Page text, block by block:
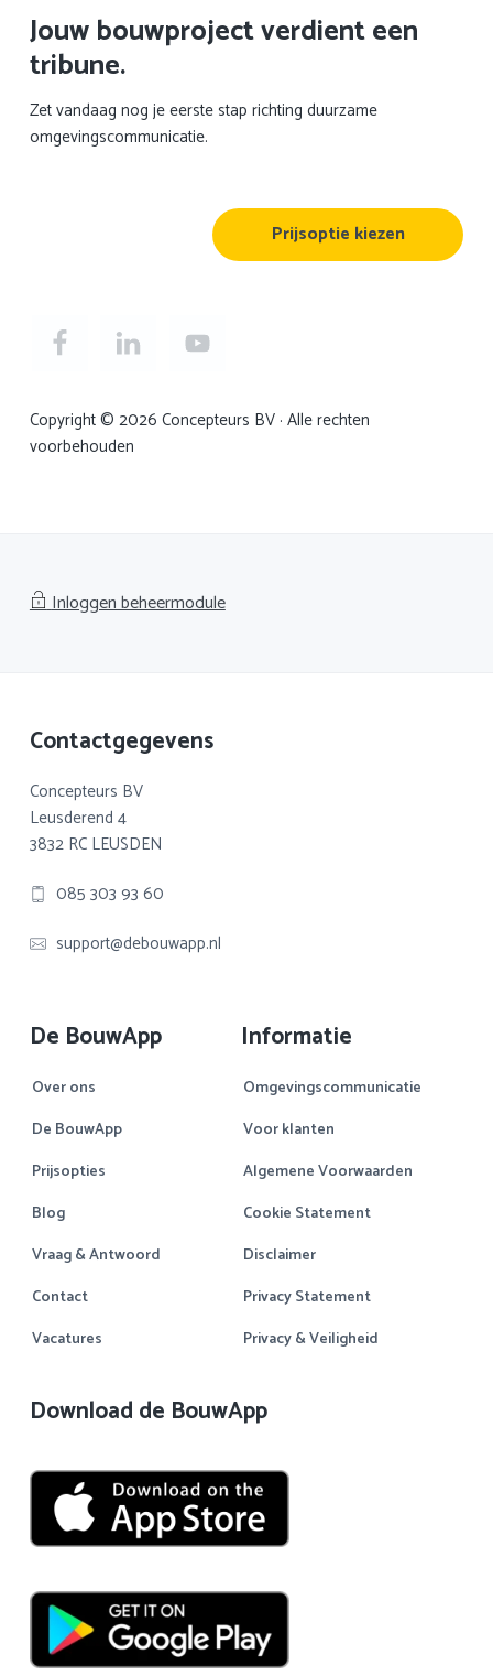
Jouw bouwproject verdient een
tribune.
Zet vandaag nog je eerste stap richting duurzame
omgevingscommunicatie.
Prijsoptie kiezen
Copyright © 2026 Concepteurs BV · Alle rechten
voorbehouden
Inloggen beheermodule
Footer
Contactgegevens
Concepteurs BV
Leusderend 4
3832 RC LEUSDEN
085 303 93 60
support@debouwapp.nl
De BouwApp
Over ons
De BouwApp
Prijsopties
Blog
Vraag & Antwoord
Contact
Vacatures
Informatie
Omgevingscommunicatie
Voor klanten
Algemene Voorwaarden
Cookie Statement
Disclaimer
Privacy Statement
Privacy & Veiligheid
Download de BouwApp